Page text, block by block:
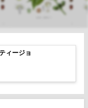
ィージョ